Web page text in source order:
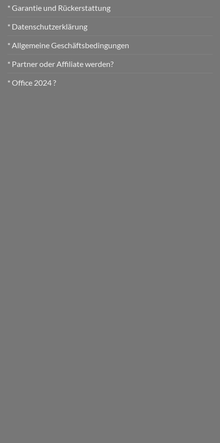
* Garantie und Rückerstattung
* Datenschutzerklärung
* Allgemeine Geschäftsbedingungen
* Partner oder Affiliate werden?
* Office 2024 ?